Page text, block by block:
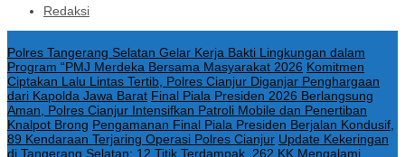
Redaksi
Polres Tangerang Selatan Gelar Kerja Bakti Lingkungan dalam
Program “PMJ Merdeka Bersama Masyarakat 2026 Komitmen
Ciptakan Lalu Lintas Tertib, Polres Cianjur Diganjar Penghargaan
dari Kapolda Jawa Barat Final Piala Presiden 2026 Berlangsung
Aman, Polres Cianjur Intensifkan Patroli Mobile dan Penertiban
Knalpot Brong Pengamanan Final Piala Presiden Berjalan Kondusif,
89 Kendaraan Terjaring Operasi Polres Cianjur Update Kekeringan
di Tangerang Selatan: 12 Titik Terdampak, 262 KK Mengalami